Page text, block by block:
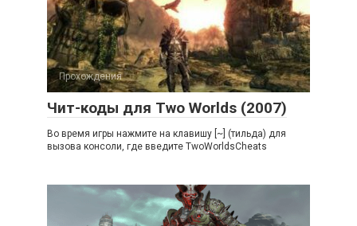
Прохождения
Чит-коды для Two Worlds (2007)
Во время игры нажмите на клавишу [~] (тильда) для
вызова консоли, где введите TwoWorldsCheats